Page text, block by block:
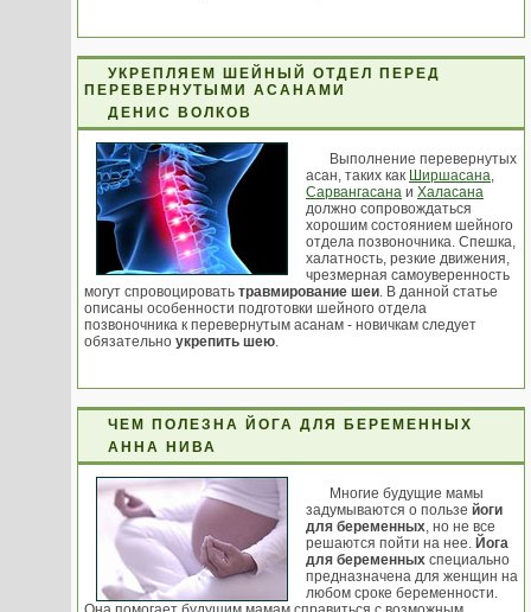
УКРЕПЛЯЕМ ШЕЙНЫЙ ОТДЕЛ ПЕРЕД
ПЕРЕВЕРНУТЫМИ АСАНАМИ
ДЕНИС ВОЛКОВ
Выполнение перевернутых
асан, таких как Ширшасана,
Сарвангасана и Халасана
должно сопровождаться
хорошим состоянием шейного
отдела позвоночника. Спешка,
халатность, резкие движения,
чрезмерная самоуверенность
могут спровоцировать травмирование шеи. В данной статье
описаны особенности подготовки шейного отдела
позвоночника к перевернутым асанам - новичкам следует
обязательно укрепить шею.
ЧЕМ ПОЛЕЗНА ЙОГА ДЛЯ БЕРЕМЕННЫХ
АННА НИВА
Многие будущие мамы
задумываются о пользе йоги
для беременных, но не все
решаются пойти на нее. Йога
для беременных специально
предназначена для женщин на
любом сроке беременности.